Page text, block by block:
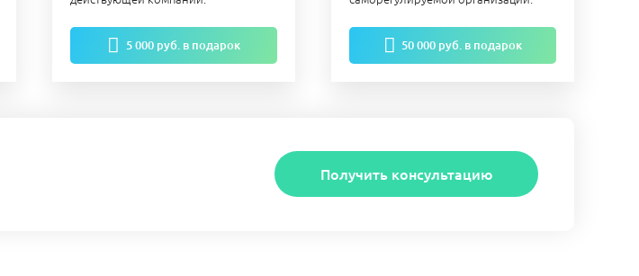
5 000 руб. в подарок 50 000 руб. в подарок
Получить консультацию